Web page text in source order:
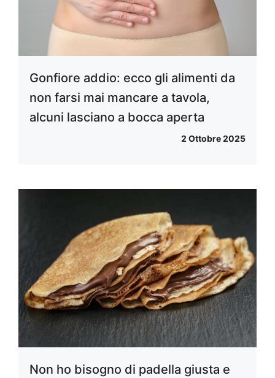
Gonfiore addio: ecco gli alimenti da
non farsi mai mancare a tavola,
alcuni lasciano a bocca aperta
2 Ottobre 2025
Non ho bisogno di padella giusta e